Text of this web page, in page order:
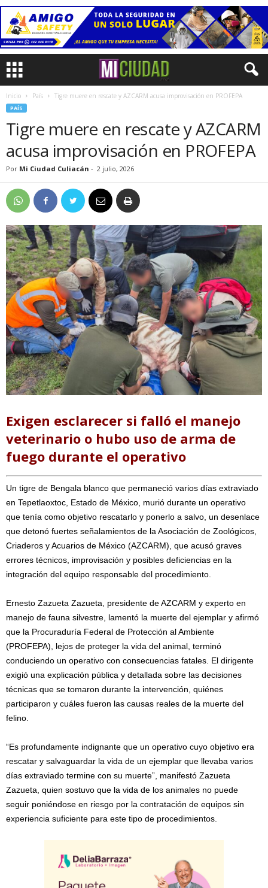
Inicio País Tigre muere en rescate y AZCARM acusa improvisación en PROFEPA
PAÍS
Tigre muere en rescate y AZCARM
acusa improvisación en PROFEPA
Por Mi Ciudad Culiacán - 2 julio, 2026
Exigen esclarecer si falló el manejo
veterinario o hubo uso de arma de
fuego durante el operativo
Un tigre de Bengala blanco que permaneció varios días extraviado
en Tepetlaoxtoc, Estado de México, murió durante un operativo
que tenía como objetivo rescatarlo y ponerlo a salvo, un desenlace
que detonó fuertes señalamientos de la Asociación de Zoológicos,
Criaderos y Acuarios de México (AZCARM), que acusó graves
errores técnicos, improvisación y posibles deficiencias en la
integración del equipo responsable del procedimiento.
Ernesto Zazueta Zazueta, presidente de AZCARM y experto en
manejo de fauna silvestre, lamentó la muerte del ejemplar y afirmó
que la Procuraduría Federal de Protección al Ambiente
(PROFEPA), lejos de proteger la vida del animal, terminó
conduciendo un operativo con consecuencias fatales. El dirigente
exigió una explicación pública y detallada sobre las decisiones
técnicas que se tomaron durante la intervención, quiénes
participaron y cuáles fueron las causas reales de la muerte del
felino.
“Es profundamente indignante que un operativo cuyo objetivo era
rescatar y salvaguardar la vida de un ejemplar que llevaba varios
días extraviado termine con su muerte”, manifestó Zazueta
Zazueta, quien sostuvo que la vida de los animales no puede
seguir poniéndose en riesgo por la contratación de equipos sin
experiencia suficiente para este tipo de procedimientos.